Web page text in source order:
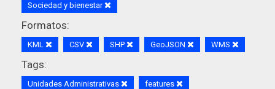
Sociedad y bienestar
Formatos:
KML CSV SHP GeoJSON WMS
Tags:
Unidades Administrativas features